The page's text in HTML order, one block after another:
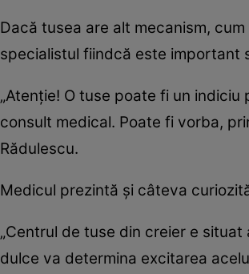
Dacă tusea are alt mecanism,
specialistul fiindcă este important
„Atenție! O tuse poate fi un
consult medical. Poate fi vorba,
Rădulescu.
Medicul prezintă și câteva
„Centrul de tuse din creier e
dulce va determina excitarea